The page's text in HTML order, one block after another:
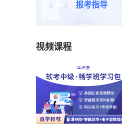
报考指导
视频课程
视频、题库、电子资料
查看详情